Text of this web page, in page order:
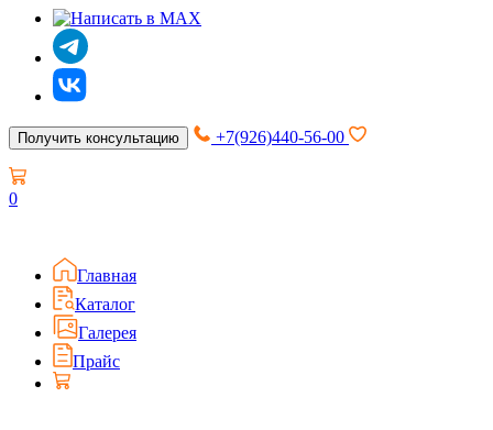
Получить консультацию +7(926)440-56-00
0
Главная
Каталог
Галерея
Прайс